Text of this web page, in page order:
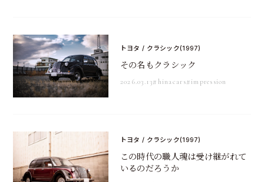
トヨタ / クラシック(1997)
その名もクラシック
2026.03.13#hinacars#impression
トヨタ / クラシック(1997)
この時代の職人魂は受け継がれて
いるのだろうか